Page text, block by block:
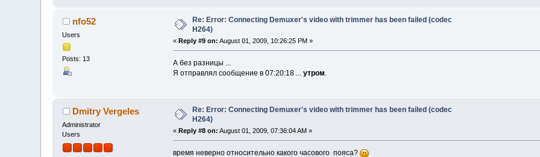
nfo52
Users
Posts: 13
Re: Error: Connecting Demuxer's video with trimmer has been failed (codec
H264)
« Reply #9 on: August 01, 2009, 10:26:25 PM »
А без разницы ...
Я отправлял сообщение в 07:20:18 ... утром.
Dmitry Vergeles
Administrator
Users
Re: Error: Connecting Demuxer's video with trimmer has been failed (codec
H264)
« Reply #8 on: August 01, 2009, 07:36:04 AM »
время неверно относительно какого часового пояса?